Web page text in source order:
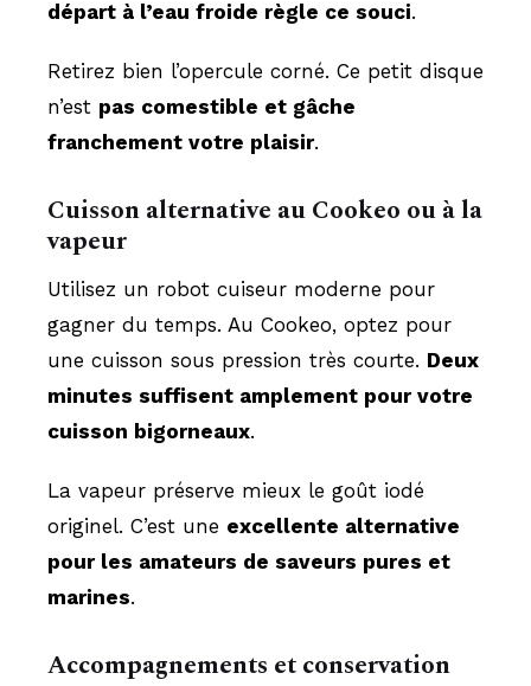
départ à l’eau froide règle ce souci.
Retirez bien l’opercule corné. Ce petit disque
n’est pas comestible et gâche
franchement votre plaisir.
Cuisson alternative au Cookeo ou à la
vapeur
Utilisez un robot cuiseur moderne pour
gagner du temps. Au Cookeo, optez pour
une cuisson sous pression très courte. Deux
minutes suffisent amplement pour votre
cuisson bigorneaux.
La vapeur préserve mieux le goût iodé
originel. C’est une excellente alternative
pour les amateurs de saveurs pures et
marines.
Accompagnements et conservation